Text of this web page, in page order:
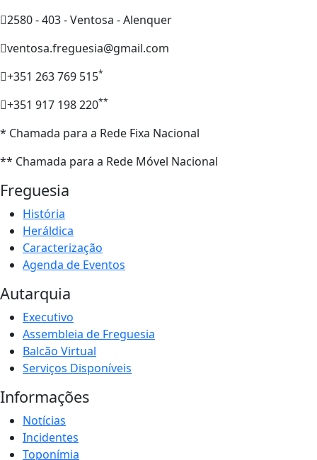
2580 - 403 - Ventosa - Alenquer
ventosa.freguesia@gmail.com
+351 263 769 515*
+351 917 198 220**
* Chamada para a Rede Fixa Nacional
** Chamada para a Rede Móvel Nacional
Freguesia
História
Heráldica
Caracterização
Agenda de Eventos
Autarquia
Executivo
Assembleia de Freguesia
Balcão Virtual
Serviços Disponíveis
Informações
Notícias
Incidentes
Toponímia